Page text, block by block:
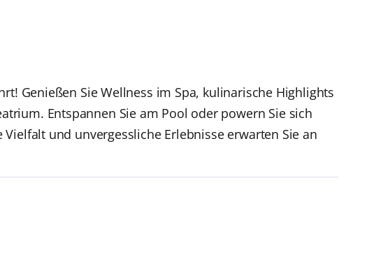
Genießen Sie Wellness im Spa, kulinarische Highlights
Entspannen Sie am Pool oder powern Sie sich
und unvergessliche Erlebnisse erwarten Sie an